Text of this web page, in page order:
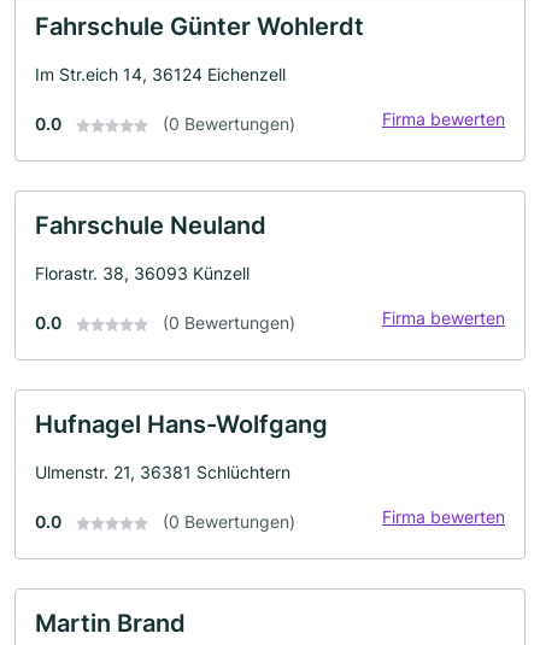
Fahrschule Günter Wohlerdt
Im Str.eich 14, 36124 Eichenzell
0.0 (0 Bewertungen) Firma bewerten
Fahrschule Neuland
Florastr. 38, 36093 Künzell
0.0 (0 Bewertungen) Firma bewerten
Hufnagel Hans-Wolfgang
Ulmenstr. 21, 36381 Schlüchtern
0.0 (0 Bewertungen) Firma bewerten
Martin Brand